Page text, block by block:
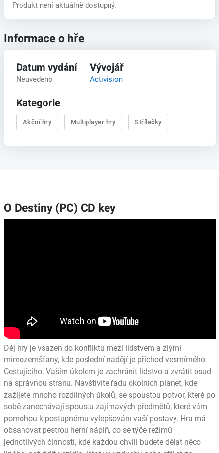
Produkt není aktuálně dostupný.
Informace o hře
Datum vydání
Neuvedeno
Vývojář
Activision
Kategorie
Akční hry Multiplayer hry Střílečky
O Destiny (PC) CD key
Děj hry je vsazen do konfliktu mezi lidstvem a zlými
mimozemšťany, kde poslední nadějí je příchod vesmírného
Cestujícího. Vaším úkolem je zachránit lidstvo a zvrátit osud
na správnou stranu. Navštívíte řadu okolních planet, kde
zažijete mnoho rozdílných úkolů, se spoustou potvor, které po
sobě zanechávají spoustu zajímavých předmětů, které vám
pomohou k postupnému vylepšování vaší postavy. Hra má
obsahovat pestrou herní náplň, co se týče režimů i
jednotlivých činností, kde každou chvíli budete dělat něco